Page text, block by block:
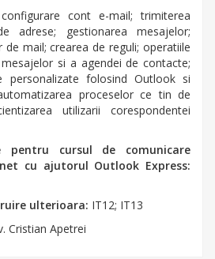
configurare cont e-mail; trimiterea
adrese; gestionarea mesajelor;
mail; crearea de reguli; operatiile
si a agendei de contacte;
personalizate folosind Outlook si
proceselor ce tin de
utilizarii corespondentei
pentru cursul de comunicare
cu ajutorul Outlook Express:
ulterioara: IT12; IT13
Cristian Apetrei